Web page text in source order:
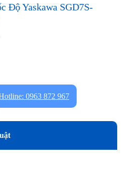
Độ Yaskawa SGD7S-
0963 872 967